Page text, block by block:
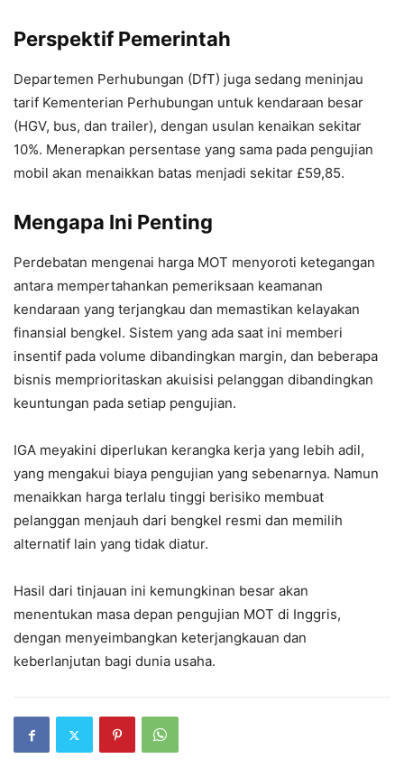
Perspektif Pemerintah
Departemen Perhubungan (DfT) juga sedang meninjau
tarif Kementerian Perhubungan untuk kendaraan besar
(HGV, bus, dan trailer), dengan usulan kenaikan sekitar
10%. Menerapkan persentase yang sama pada pengujian
mobil akan menaikkan batas menjadi sekitar £59,85.
Mengapa Ini Penting
Perdebatan mengenai harga MOT menyoroti ketegangan
antara mempertahankan pemeriksaan keamanan
kendaraan yang terjangkau dan memastikan kelayakan
finansial bengkel. Sistem yang ada saat ini memberi
insentif pada volume dibandingkan margin, dan beberapa
bisnis memprioritaskan akuisisi pelanggan dibandingkan
keuntungan pada setiap pengujian.
IGA meyakini diperlukan kerangka kerja yang lebih adil,
yang mengakui biaya pengujian yang sebenarnya. Namun
menaikkan harga terlalu tinggi berisiko membuat
pelanggan menjauh dari bengkel resmi dan memilih
alternatif lain yang tidak diatur.
Hasil dari tinjauan ini kemungkinan besar akan
menentukan masa depan pengujian MOT di Inggris,
dengan menyeimbangkan keterjangkauan dan
keberlanjutan bagi dunia usaha.